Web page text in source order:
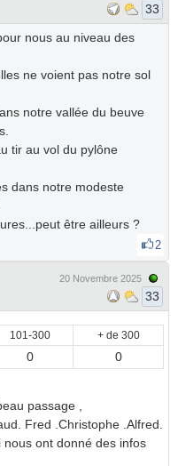
33
nous au niveau des
ne voient pas notre sol
notre vallée du beuve
tir au vol du pylône
dans notre modeste
être ailleurs ?
2
20 Novembre 2025
33
101-300 + de 300
0 0
passage ,
Fred .Christophe .Alfred.
ont donné des infos